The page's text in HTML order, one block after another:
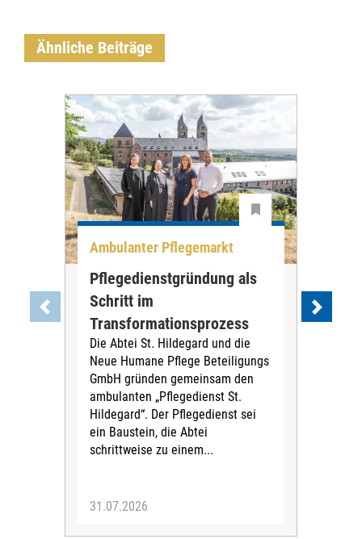
Ähnliche Beiträge
Ambulanter Pflegemarkt
Pflegedienstgründung als
Schritt im
Transformationsprozess
Die Abtei St. Hildegard und die
Neue Humane Pflege Beteiligungs
GmbH gründen gemeinsam den
ambulanten „Pflegedienst St.
Hildegard“. Der Pflegedienst sei
ein Baustein, die Abtei
schrittweise zu einem...
31.07.2026